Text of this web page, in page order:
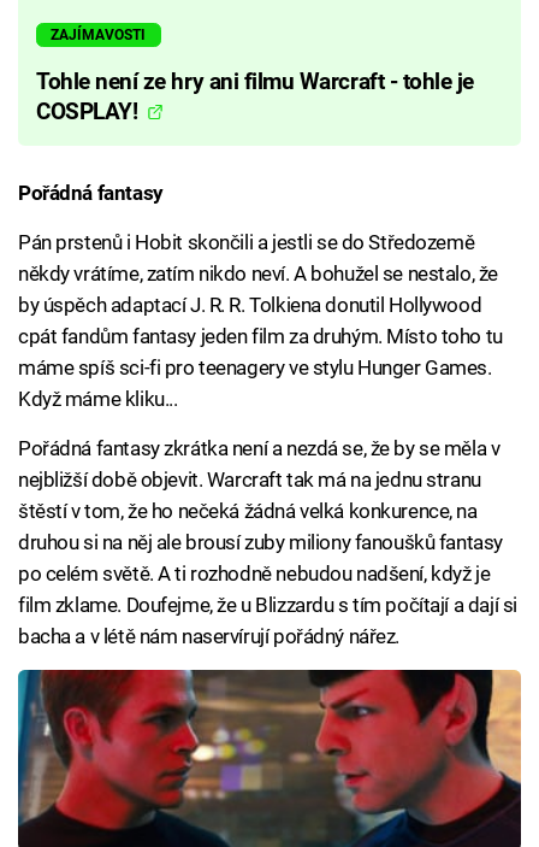
ZAJÍMAVOSTI
Tohle není ze hry ani filmu Warcraft - tohle je
COSPLAY!
Pořádná fantasy
Pán prstenů i Hobit skončili a jestli se do Středozemě
někdy vrátíme, zatím nikdo neví. A bohužel se nestalo, že
by úspěch adaptací J. R. R. Tolkiena donutil Hollywood
cpát fandům fantasy jeden film za druhým. Místo toho tu
máme spíš sci-fi pro teenagery ve stylu Hunger Games.
Když máme kliku...
Pořádná fantasy zkrátka není a nezdá se, že by se měla v
nejbližší době objevit. Warcraft tak má na jednu stranu
štěstí v tom, že ho nečeká žádná velká konkurence, na
druhou si na něj ale brousí zuby miliony fanoušků fantasy
po celém světě. A ti rozhodně nebudou nadšení, když je
film zklame. Doufejme, že u Blizzardu s tím počítají a dají si
bacha a v létě nám naservírují pořádný nářez.